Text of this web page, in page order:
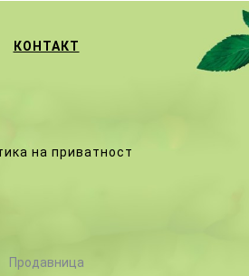
КОНТАКТ
на приватност
Продавница